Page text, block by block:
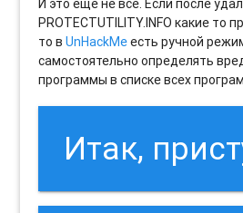
И это еще не все. Если после
PROTECTUTILITY.INFO какие то
то вUnHackMeесть ручной
самостоятельно определять
программы в списке всех
Итак,